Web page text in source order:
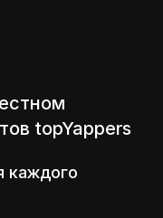
topYappers
каждого